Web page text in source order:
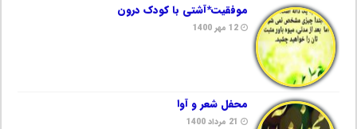
موفقیت*آشتی با کودک درون
12 مهر 1400
محفل شعر و آوا
21 مرداد 1400